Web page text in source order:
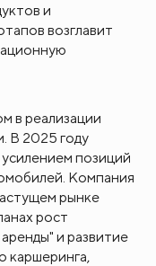
и
возглавит
в реализации
В 2025 году
позиций
Компания
рынке
рост
и развитие
каршеринга,